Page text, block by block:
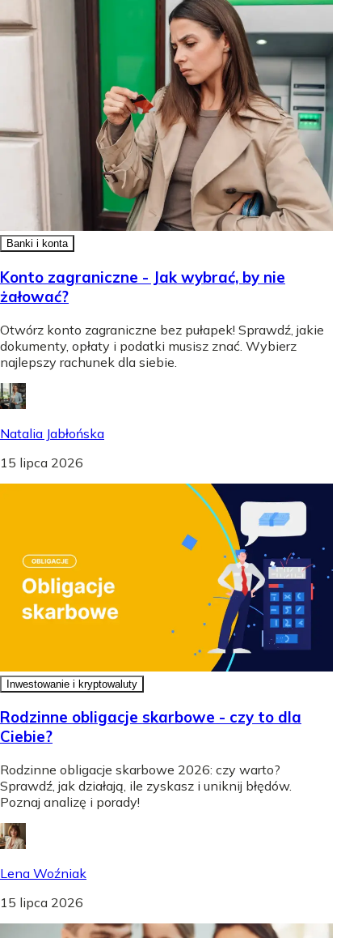
Banki i konta
Konto zagraniczne - Jak wybrać, by nie
żałować?
Otwórz konto zagraniczne bez pułapek! Sprawdź, jakie
dokumenty, opłaty i podatki musisz znać. Wybierz
najlepszy rachunek dla siebie.
Natalia Jabłońska
15 lipca 2026
Inwestowanie i kryptowaluty
Rodzinne obligacje skarbowe - czy to dla
Ciebie?
Rodzinne obligacje skarbowe 2026: czy warto?
Sprawdź, jak działają, ile zyskasz i uniknij błędów.
Poznaj analizę i porady!
Lena Woźniak
15 lipca 2026